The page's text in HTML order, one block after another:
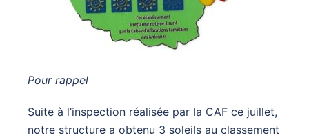
Pour rappel
Suite à l’inspection réalisée par la CAF ce juillet,
notre structure a obtenu 3 soleils au classement